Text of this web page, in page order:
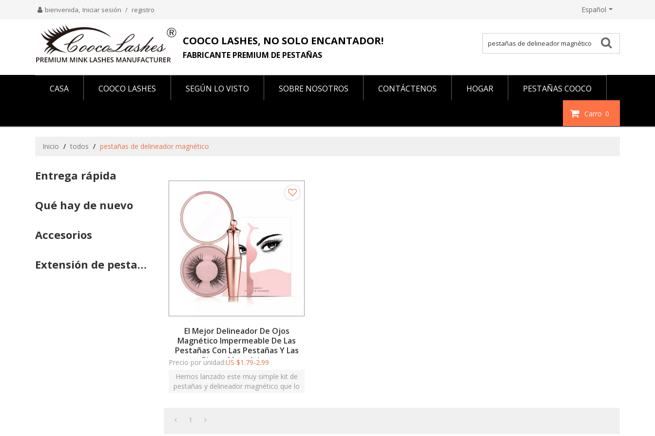
bienvenida, Iniciar sesión / registro Español
COOCO LASHES, NO SOLO ENCANTADOR!
FABRICANTE PREMIUM DE PESTAÑAS
CASA COOCO LASHES SEGÚN LO VISTO SOBRE NOSOTROS CONTÁCTENOS HOGAR PESTAÑAS COOCO
Carro 0
Inicio / todos / pestañas de delineador magnético
Entrega rápida
Qué hay de nuevo
Accesorios
Extensión de pestañas
El Mejor Delineador De Ojos
Magnético Impermeable De Las
Pestañas Con Las Pestañas Y Las
Pinzas Magnéticas
Precio por unidad:US $1.79-2.99
Hemos lanzado este muy simple kit de
pestañas y delineador magnético que lo
1